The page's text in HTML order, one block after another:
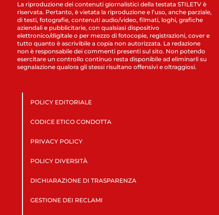
La riproduzione dei contenuti giornalistici della testata STILETV è
riservata. Pertanto, è vietata la riproduzione e l’uso, anche parziale,
di testi, fotografie, contenuti audio/video, filmati, loghi, grafiche
aziendali e pubblicitarie, con qualsiasi dispositivo
elettronico/digitale o per mezzo di fotocopie, registrazioni, cover e
tutto quanto è ascrivibile a copia non autorizzata. La redazione
non è responsabile dei commenti presenti sul sito. Non potendo
esercitare un controllo continuo resta disponibile ad eliminarli su
segnalazione qualora gli stessi risultano offensivi e oltraggiosi.
POLICY EDITORIALE
CODICE ETICO CONDOTTA
PRIVACY POLICY
POLICY DIVERSITÀ
DICHIARAZIONE DI TRASPARENZA
GESTIONE DEI RECLAMI